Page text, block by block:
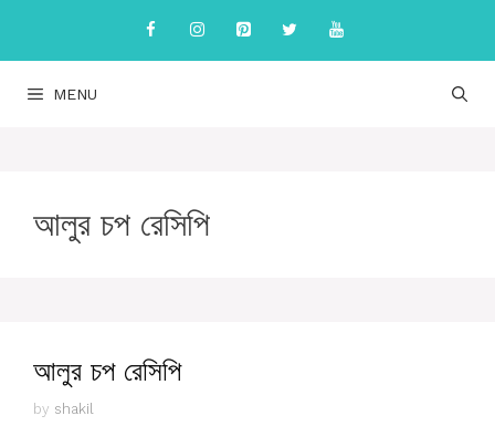
content
MENU
আলুর চপ রেসিপি
আলুর চপ রেসিপি
by shakil